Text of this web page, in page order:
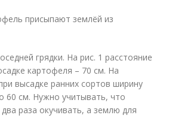
присыпают землёй из
грядки. На рис. 1 расстояние
картофеля – 70 см. На
высадке ранних сортов ширину
60 см. Нужно учитывать, что
раза окучивать, а землю для